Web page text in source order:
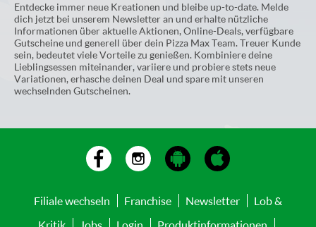
Entdecke immer neue Kreationen und bleibe up-to-date. Melde
dich jetzt bei unserem Newsletter an und erhalte nützliche
Informationen über aktuelle Aktionen, Online-Deals, verfügbare
Gutscheine und generell über dein Pizza Max Team. Treuer Kunde
sein, bedeutet viele Vorteile zu genießen. Kombiniere deine
Lieblingsessen miteinander, variiere und probiere stets neue
Variationen, erhasche deinen Deal und spare mit unseren
wechselnden Gutscheinen.
Filiale wechseln Franchise Newsletter
Lob &